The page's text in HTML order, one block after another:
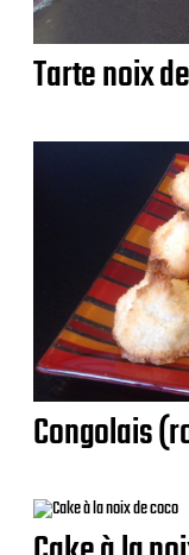
Tarte noix
Congolais